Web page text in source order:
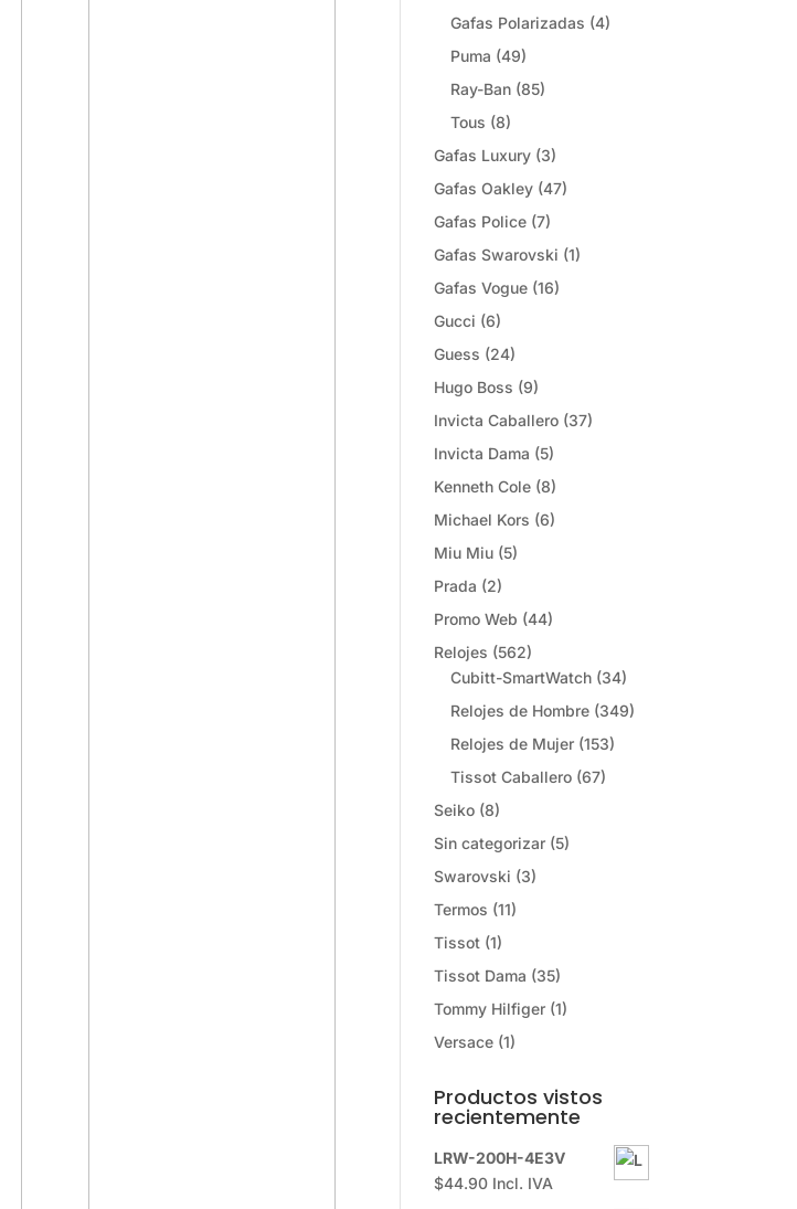
Gafas Polarizadas (4)
Puma (49)
Ray-Ban (85)
Tous (8)
Gafas Luxury (3)
Gafas Oakley (47)
Gafas Police (7)
Gafas Swarovski (1)
Gafas Vogue (16)
Gucci (6)
Guess (24)
Hugo Boss (9)
Invicta Caballero (37)
Invicta Dama (5)
Kenneth Cole (8)
Michael Kors (6)
Miu Miu (5)
Prada (2)
Promo Web (44)
Relojes (562)
Cubitt-SmartWatch (34)
Relojes de Hombre (349)
Relojes de Mujer (153)
Tissot Caballero (67)
Seiko (8)
Sin categorizar (5)
Swarovski (3)
Termos (11)
Tissot (1)
Tissot Dama (35)
Tommy Hilfiger (1)
Versace (1)
Productos vistos
recientemente
LRW-200H-4E3V
$44.90 Incl. IVA